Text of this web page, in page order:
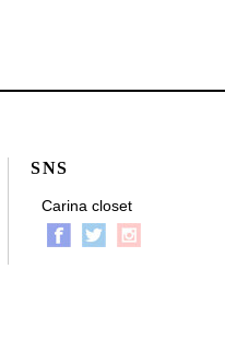
SNS
Carina closet